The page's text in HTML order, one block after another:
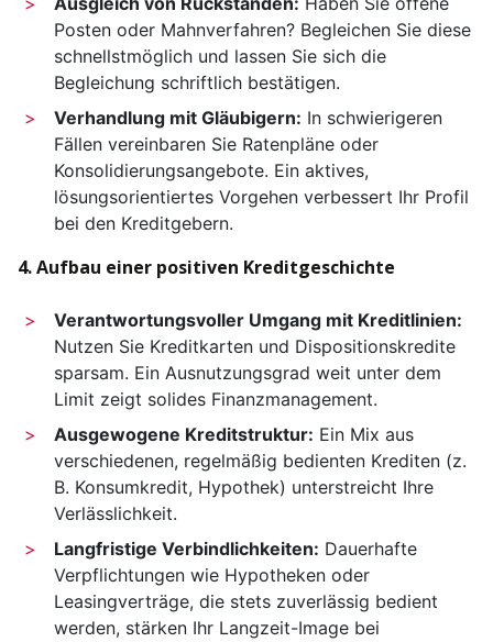
Posten oder Mahnverfahren? Begleichen Sie diese
schnellstmöglich und lassen Sie sich die
Begleichung schriftlich bestätigen.
Verhandlung mit Gläubigern: In schwierigeren
Fällen vereinbaren Sie Ratenpläne oder
Konsolidierungsangebote. Ein aktives,
lösungsorientiertes Vorgehen verbessert Ihr Profil
bei den Kreditgebern.
4. Aufbau einer positiven Kreditgeschichte
Verantwortungsvoller Umgang mit Kreditlinien:
Nutzen Sie Kreditkarten und Dispositionskredite
sparsam. Ein Ausnutzungsgrad weit unter dem
Limit zeigt solides Finanzmanagement.
Ausgewogene Kreditstruktur: Ein Mix aus
verschiedenen, regelmäßig bedienten Krediten (z.
B. Konsumkredit, Hypothek) unterstreicht Ihre
Verlässlichkeit.
Langfristige Verbindlichkeiten: Dauerhafte
Verpflichtungen wie Hypotheken oder
Leasingverträge, die stets zuverlässig bedient
werden, stärken Ihr Langzeit-Image bei